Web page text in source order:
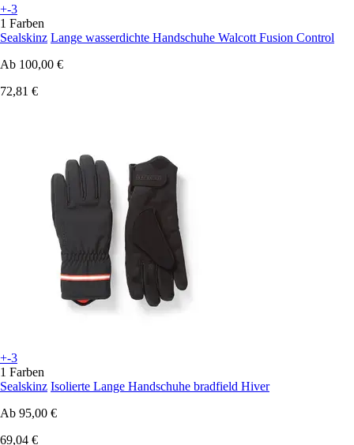
+-3
1 Farben
Sealskinz Lange wasserdichte Handschuhe Walcott Fusion Control
Ab 100,00 €
72,81 €
+-3
1 Farben
Sealskinz Isolierte Lange Handschuhe bradfield Hiver
Ab 95,00 €
69,04 €